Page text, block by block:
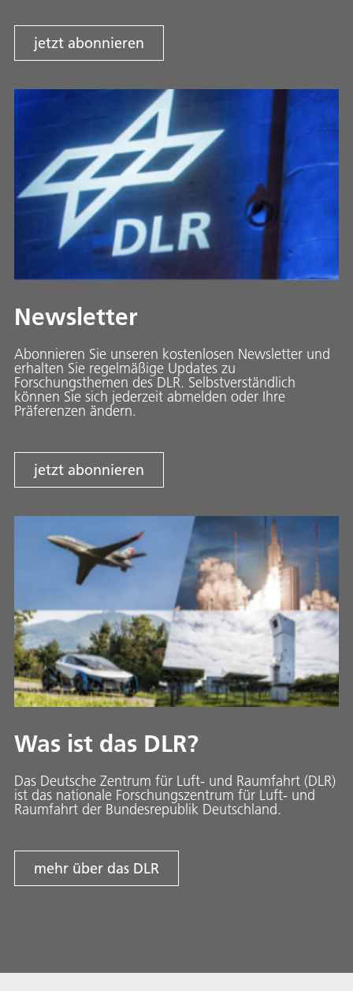
jetzt abonnieren
Newsletter
Abonnieren Sie unseren kostenlosen Newsletter und
erhalten Sie regelmäßige Updates zu
Forschungsthemen des DLR. Selbstverständlich
können Sie sich jederzeit abmelden oder Ihre
Präferenzen ändern.
jetzt abonnieren
Was ist das DLR?
Das Deutsche Zentrum für Luft- und Raumfahrt (DLR)
ist das nationale Forschungszentrum für Luft- und
Raumfahrt der Bundesrepublik Deutschland.
mehr über das DLR